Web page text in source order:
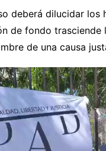
deberá dilucidar
de fondo
de una causa